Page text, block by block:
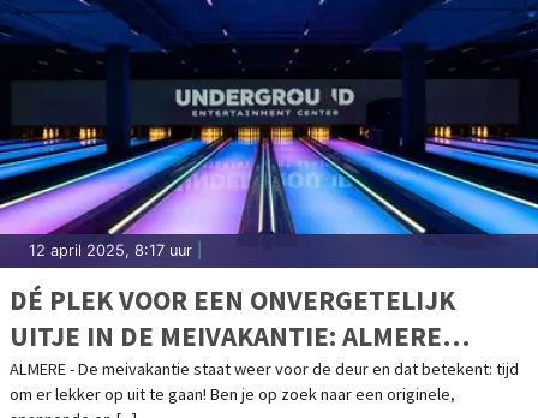
12 april 2025, 8:17 uur
DÉ PLEK VOOR EEN ONVERGETELIJK
UITJE IN DE MEIVAKANTIE: ALMERE
UNDERGROUND
ALMERE - De meivakantie staat weer voor de deur en dat betekent: tijd
om er lekker op uit te gaan! Ben je op zoek naar een originele,